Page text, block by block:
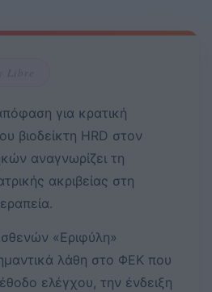
Libre
για κρατική
βιοδείκτη HRD στον
αναγνωρίζει τη
ακριβείας στη
«Εριφύλη»
λάθη στο ΦΕΚ που
ελέγχου, την ένδειξη